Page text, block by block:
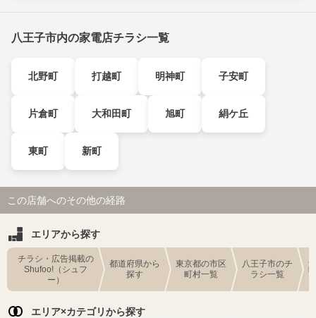
八王子市内の家電店チラシ一覧
北野町 打越町 明神町 子安町
片倉町 大和田町 旭町 絹ケ丘
東町 新町
この店舗へのその他の経路
エリアから探す
チラシ・広告掲載の
Shufoo!（シュフ
ー）
都道府県から
探す
東京都の市区
町村一覧
八王子市のチ
ラシ一覧
エリア×カテゴリから探す